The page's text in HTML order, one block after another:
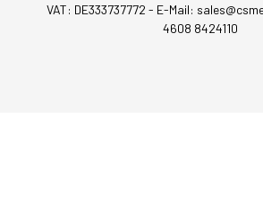
VAT: DE333737772 - E-Mail:
4608 8424110